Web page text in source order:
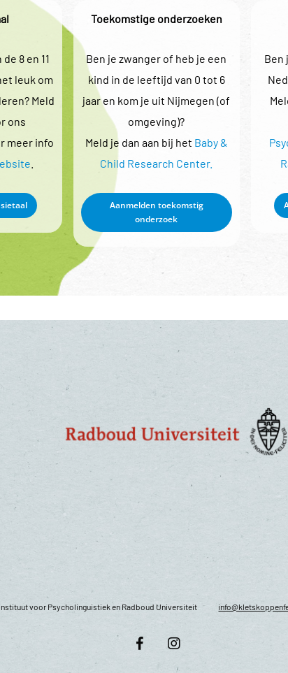
8 en 11
leuk om
Meld
ons
meer info
Toekomstige onderzoeken
Ben je zwanger of heb je een
kind in de leeftijd van 0 tot 6
jaar en kom je uit Nijmegen (of
omgeving)?
Meld je dan aan bij het Baby &
Child Research Center.
Aanmelden toekomstig
onderzoek
Ben
voor Psycholinguistiek en Radboud Universiteit
facebookinstagram